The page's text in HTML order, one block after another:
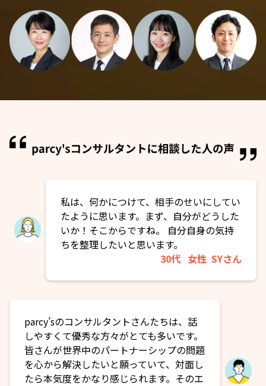
私は、何かにつけて、相手のせいにしてい
たように思います。まず、自分がどうした
いか！そこからですね。 自分自身の気持
ちを整理したいと思います。
30代 女性 SYさん
parcy’sのコンサルタントさんたちは、話
しやすくて優秀な方々がとても多いです。
皆さんが世界中のパートナーシップの問題
を心から解決したいと願っていて、対面し
たら本気度をかなり感じられます。そのエ